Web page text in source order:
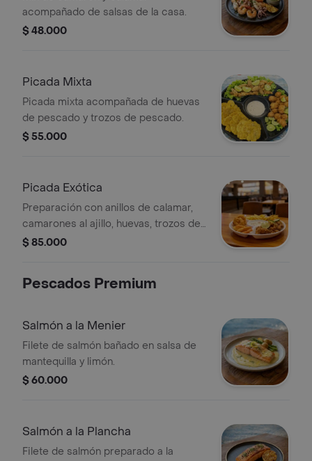
acompañado de salsas de la casa.
$ 48.000
Picada Mixta
Picada mixta acompañada de huevas
de pescado y trozos de pescado.
$ 55.000
Picada Exótica
Preparación con anillos de calamar,
camarones al ajillo, huevas, trozos de
pescado, langostinos, arroz de coco y
$ 85.000
Pescados Premium
Salmón a la Menier
Filete de salmón bañado en salsa de
mantequilla y limón.
$ 60.000
Salmón a la Plancha
Filete de salmón preparado a la